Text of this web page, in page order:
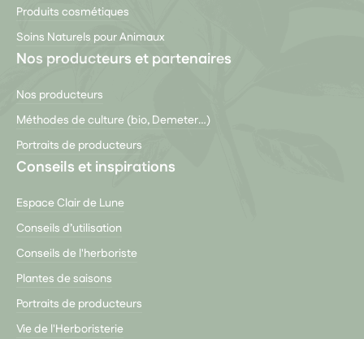
Produits cosmétiques
Soins Naturels pour Animaux
Nos producteurs et partenaires
Nos producteurs
Méthodes de culture (bio, Demeter…)
Portraits de producteurs
Conseils et inspirations
Espace Clair de Lune
Conseils d’utilisation
Conseils de l'herboriste
Plantes de saisons
Portraits de producteurs
Vie de l'Herboristerie